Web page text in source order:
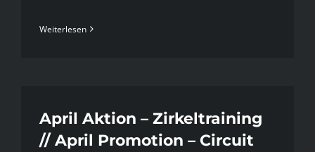
Weiterlesen
April Aktion – Zirkeltraining
// April Promotion – Circuit